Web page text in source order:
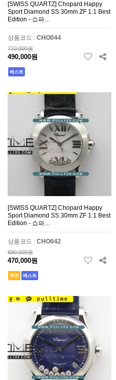
[SWISS QUARTZ] Chopard Happy
Sport Diamond SS 30mm ZF 1:1 Best
Edition - 쇼파…
상품코드 : CHO044
710,000원
490,000원
베스트
[SWISS QUARTZ] Chopard Happy
Sport Diamond SS 30mm ZF 1:1 Best
Edition - 쇼파…
상품코드 : CHO042
690,000원
470,000원
추천 베스트